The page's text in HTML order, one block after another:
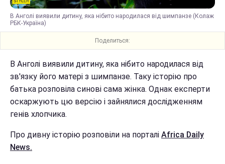
В Анголі виявили дитину, яка нібито народилася від шимпанзе (Колаж
РБК-Україна)
Поделиться:
В Анголі виявили дитину, яка нібито народилася від
зв'язку його матері з шимпанзе. Таку історію про
батька розповіла синові сама жінка. Однак експерти
оскаржують цю версію і зайнялися дослідженням
генів хлопчика.
Про дивну історію розповіли на порталі Africa Daily
News.